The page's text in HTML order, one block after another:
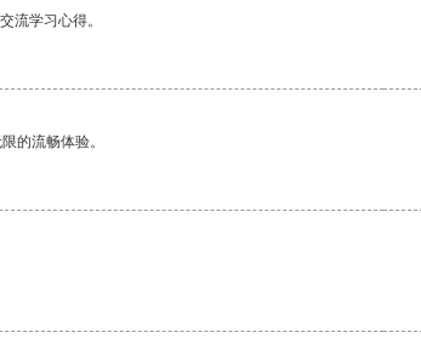
流学习心得。
的流畅体验。